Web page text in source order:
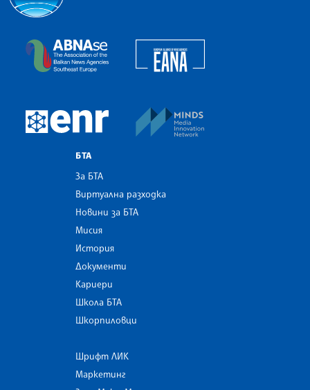
The Assocoation of the Balkan News Agencies
European Newsroom
БТА
За БТА
Виртуална разходка
Новини за БТА
Мисия
История
Документи
Кариери
Школа БТА
Шкорпиловци
Шрифт ЛИК
Маркетинг